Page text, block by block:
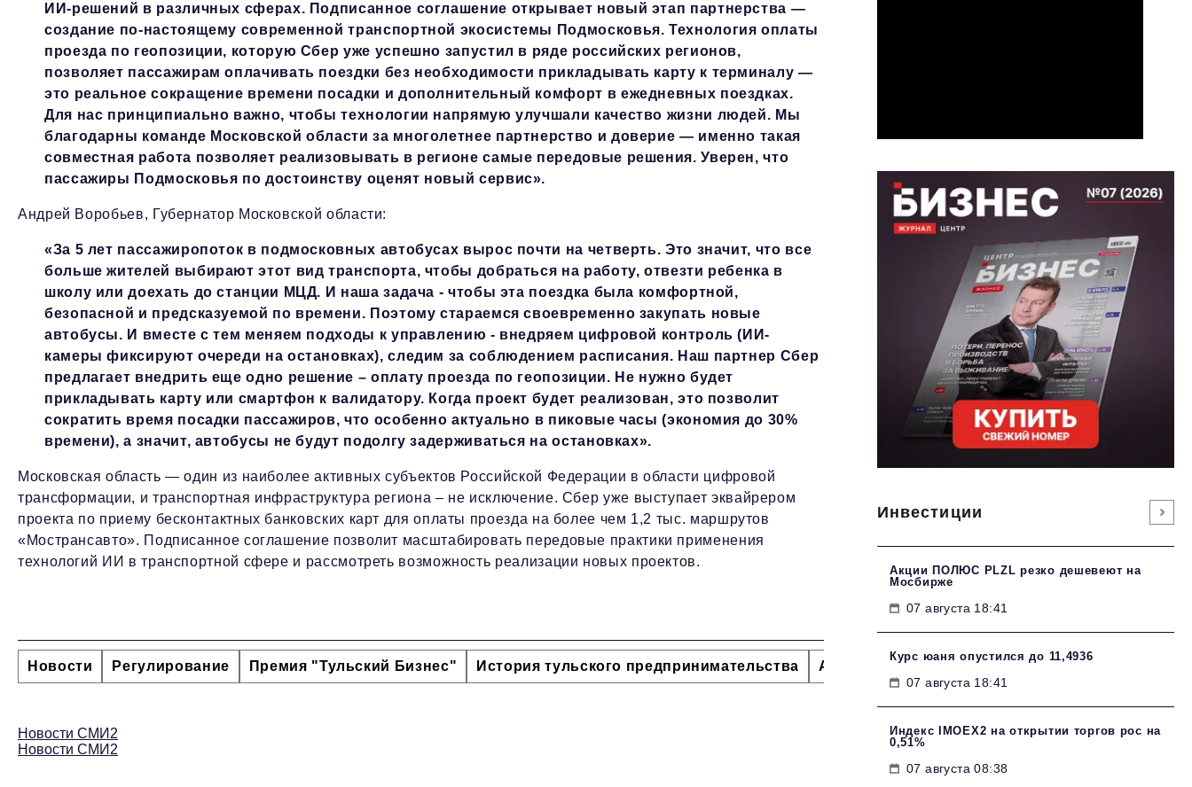
ИИ-решений в различных сферах. Подписанное соглашение открывает новый этап партнерства —
создание по-настоящему современной транспортной экосистемы Подмосковья. Технология оплаты
проезда по геопозиции, которую Сбер уже успешно запустил в ряде российских регионов,
позволяет пассажирам оплачивать поездки без необходимости прикладывать карту к терминалу —
это реальное сокращение времени посадки и дополнительный комфорт в ежедневных поездках.
Для нас принципиально важно, чтобы технологии напрямую улучшали качество жизни людей. Мы
благодарны команде Московской области за многолетнее партнерство и доверие — именно такая
совместная работа позволяет реализовывать в регионе самые передовые решения. Уверен, что
пассажиры Подмосковья по достоинству оценят новый сервис».
Андрей Воробьев, Губернатор Московской области:
«За 5 лет пассажиропоток в подмосковных автобусах вырос почти на четверть. Это значит, что все
больше жителей выбирают этот вид транспорта, чтобы добраться на работу, отвезти ребенка в
школу или доехать до станции МЦД. И наша задача - чтобы эта поездка была комфортной,
безопасной и предсказуемой по времени. Поэтому стараемся своевременно закупать новые
автобусы. И вместе с тем меняем подходы к управлению - внедряем цифровой контроль (ИИ-
камеры фиксируют очереди на остановках), следим за соблюдением расписания. Наш партнер Сбер
предлагает внедрить еще одно решение – оплату проезда по геопозиции. Не нужно будет
прикладывать карту или смартфон к валидатору. Когда проект будет реализован, это позволит
сократить время посадки пассажиров, что особенно актуально в пиковые часы (экономия до 30%
времени), а значит, автобусы не будут подолгу задерживаться на остановках».
Московская область — один из наиболее активных субъектов Российской Федерации в области цифровой
трансформации, и транспортная инфраструктура региона – не исключение. Сбер уже выступает эквайрером
проекта по приему бесконтактных банковских карт для оплаты проезда на более чем 1,2 тыс. маршрутов
«Мострансавто». Подписанное соглашение позволит масштабировать передовые практики применения
технологий ИИ в транспортной сфере и рассмотреть возможность реализации новых проектов.
Новости Регулирование Премия "Тульский Бизнес" История тульского предпринимательства Альтернатива Стиль жизни Тема номера
Новости СМИ2
Новости СМИ2
Инвестиции
Акции ПОЛЮС PLZL резко дешевеют на
Мосбирже
07 августа 18:41
Курс юаня опустился до 11,4936
07 августа 18:41
Индекс IMOEX2 на открытии торгов рос на
0,51%
07 августа 08:38